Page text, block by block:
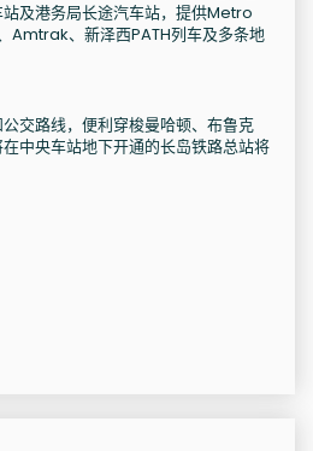
及港务局长途汽车站，提供Metro
Amtrak、新泽西PATH列车及多条地
交路线，便利穿梭曼哈顿、布鲁克
中央车站地下开通的长岛铁路总站将